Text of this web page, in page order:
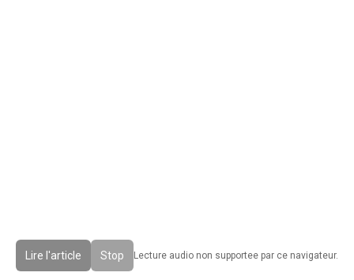
Lire l'article Stop Lecture audio non supportee par ce navigateur.